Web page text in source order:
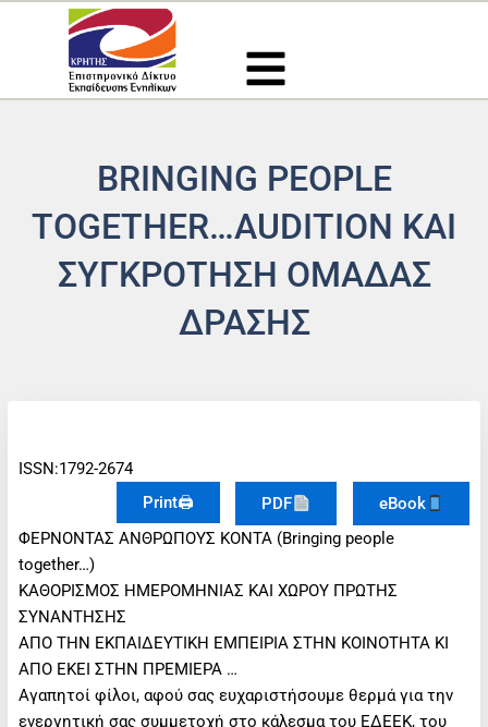
Μετάβαση
περιεχόμενο
BRINGING PEOPLE
TOGETHER…AUDITION ΚΑΙ
ΣΥΓΚΡΌΤΗΣΗ ΟΜΆΔΑΣ
ΔΡΆΣΗΣ
ISSN:1792-2674
Print🖨
PDF
eBook
ΦΕΡΝΟΝΤΑΣ ΑΝΘΡΩΠΟΥΣ ΚΟΝΤΑ (Bringing people
together…)
ΚΑΘΟΡΙΣΜΟΣ ΗΜΕΡΟΜΗΝΙΑΣ ΚΑΙ ΧΩΡΟΥ ΠΡΩΤΗΣ
ΣΥΝΑΝΤΗΣΗΣ
ΑΠΟ ΤΗΝ EKΠΑΙΔΕΥΤΙΚΗ ΕΜΠΕΙΡΙΑ ΣΤΗΝ ΚΟΙΝΟΤΗΤΑ ΚΙ
ΑΠΟ ΕΚΕΙ ΣΤΗΝ ΠΡΕΜΙΕΡΑ …
Αγαπητοί φίλοι, αφού σας ευχαριστήσουμε θερμά για την
ενεργητική σας συμμετοχή στο κάλεσμα του ΕΔΕΕΚ, του